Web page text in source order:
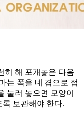
히 해 포개놓은 다음
는 폭을 네 겹으로 접
눌러 놓으면 모양이
보관해야 한다.